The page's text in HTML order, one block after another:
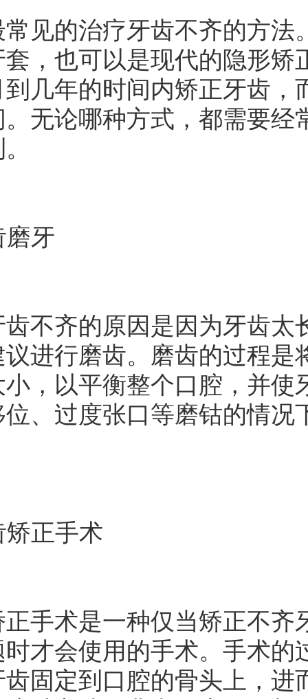
的治疗牙齿不齐的方法
，也可以是现代的隐形矫
几年的时间内矫正牙齿，
无论哪种方式，都需要经
牙
齐的原因是因为牙齿太
进行磨齿。磨齿的过程是
，以平衡整个口腔，并使
、过度张口等磨钴的情况
正手术
术是一种仅当矫正不齐
才会使用的手术。手术的
固定到口腔的骨头上，进